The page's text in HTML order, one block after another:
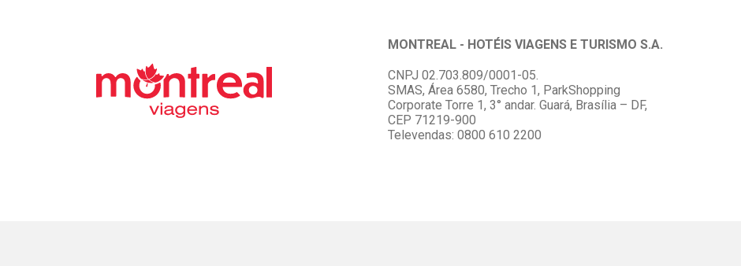
MONTREAL - HOTÉIS VIAGENS E TURISMO S.A.
CNPJ 02.703.809/0001-05.
SMAS, Área 6580, Trecho 1, ParkShopping
Corporate Torre 1, 3° andar. Guará, Brasília – DF,
CEP 71219-900
Televendas: 0800 610 2200